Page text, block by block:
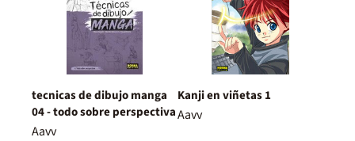
tecnicas de dibujo manga
04 - todo sobre perspectiva
Aavv
Kanji en viñetas 1
Aavv